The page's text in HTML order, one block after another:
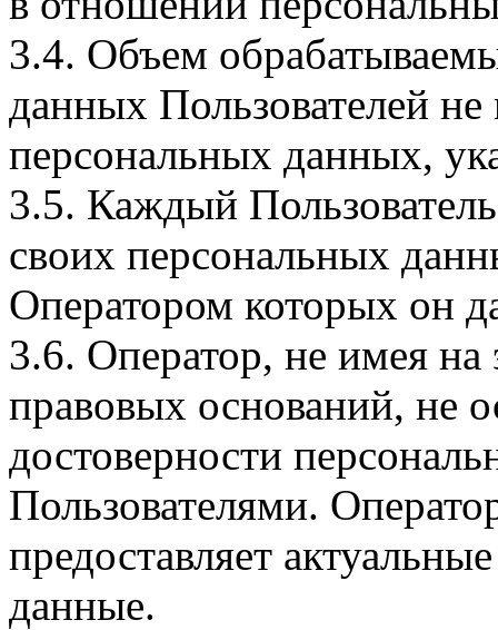
3.4. Объем
данных Пользователей
персональных данных,
3.5. Каждый
своих персональных
Оператором которых он
3.6. Оператор, не имея
правовых оснований, не
достоверности
Пользователями.
предоставляет
данные.